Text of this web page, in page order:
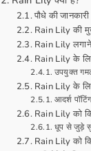
पौधे की जानकारी
Rain Lily की
Rain Lily
Rain Lily के
उपयुक्त
Rain Lily के
आदर्श
Rain Lily को
धूप से जुड़े
Rain Lily को